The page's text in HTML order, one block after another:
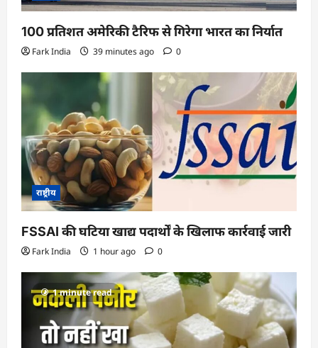
100 प्रतिशत अमेरिकी टैरिफ से गिरेगा भारत का निर्यात
Fark India 39 minutes ago 0
राष्ट्रीय
FSSAI की घटिया खाद्य पदार्थों के खिलाफ कार्रवाई जारी
Fark India 1 hour ago 0
1 minute read